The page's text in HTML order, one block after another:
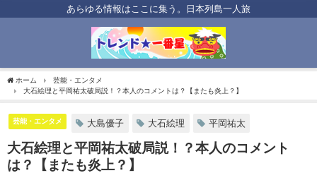
あらゆる情報はここに集う。日本列島一人旅
ホーム
芸能・エンタメ
大石絵理と平岡祐太破局説！？本人のコメントは？【またも炎上？】
芸能・エンタメ 大島優子 大石絵理 平岡祐太
大石絵理と平岡祐太破局説！？本人のコメント
は？【またも炎上？】